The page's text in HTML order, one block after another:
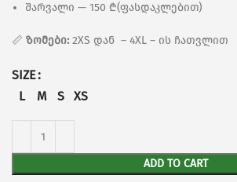
შარვალი — 150 ₾(ფასდაკლებით)
📏 ზომები: 2XS დან – 4XL – ის ჩათვლით
SIZE
L
M S XS
ADD TO CART